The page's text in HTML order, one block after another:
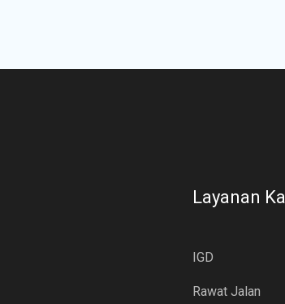
Layanan
IGD
Rawat Jalan